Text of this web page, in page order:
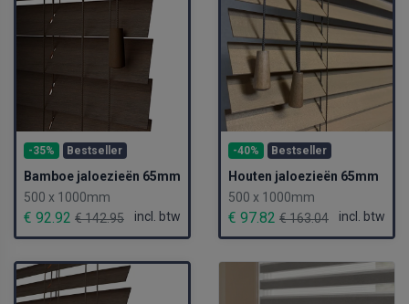
-35% Bestseller
Bamboe jaloezieën 65mm
500 x 1000mm
€ 92.92 € 142.95 incl. btw
-40% Bestseller
Houten jaloezieën 65mm
500 x 1000mm
€ 97.82 € 163.04 incl. btw